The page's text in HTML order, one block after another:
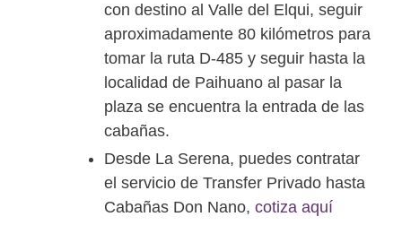
con destino al Valle del Elqui, seguir
aproximadamente 80 kilómetros para
tomar la ruta D-485 y seguir hasta la
localidad de Paihuano al pasar la
plaza se encuentra la entrada de las
cabañas.
Desde La Serena, puedes contratar
el servicio de Transfer Privado hasta
Cabañas Don Nano, cotiza aquí